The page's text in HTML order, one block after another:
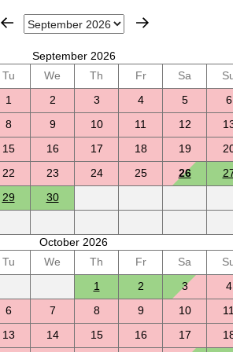
September 2026
Tu We Th Fr Sa
1 2 3 4 5
6
8 9 10 11 12
15 16 17 18 19
22 23 24 25 26
29
30
October 2026
Tu We Th Fr Sa
1 2 3
4
6 7 8 9 10
13 14 15 16 17